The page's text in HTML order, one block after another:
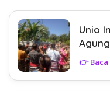
Unio
👉